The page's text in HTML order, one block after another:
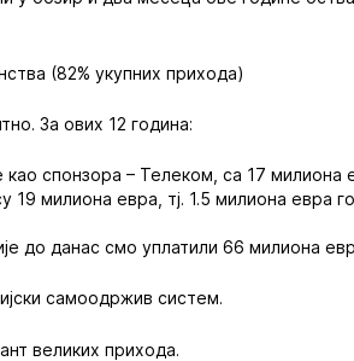
(82% укупних прихода)
За ових 12 година:
спонзора – Телеком, са 17 милиона
милиона евра, тј. 1.5 милиона евра
до данас смо уплатили 66 милиона
самоодржив систем.
великих прихода.